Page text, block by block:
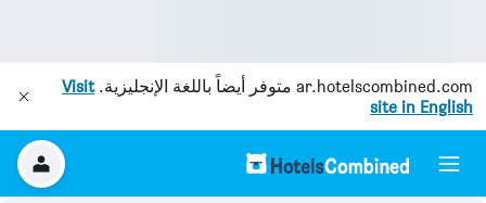
ar.hotelscombined.com متوفر أيضاً باللغة الإنجليزية.Visit
site in English